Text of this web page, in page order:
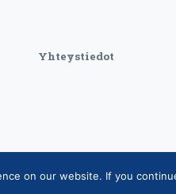
Yhteystiedot
tietosuojaseloste|Henkilötietojen
on our website. If you